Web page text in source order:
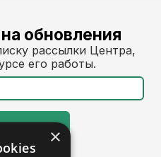
обновления
рассылки Центра,
его работы.
×